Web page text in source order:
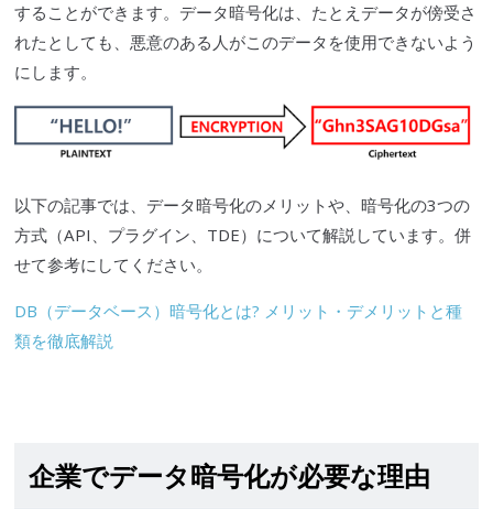
することができます。データ暗号化は、たとえデータが傍受さ
れたとしても、悪意のある人がこのデータを使用できないよう
にします。
以下の記事では、データ暗号化のメリットや、暗号化の3つの
方式（API、プラグイン、TDE）について解説しています。併
せて参考にしてください。
DB（データベース）暗号化とは? メリット・デメリットと種
類を徹底解説
企業でデータ暗号化が必要な理由